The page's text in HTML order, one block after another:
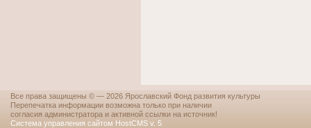
Все права защищены © — 2026 Ярославский Фонд развития культуры
Перепечатка информации возможна только при наличии
согласия администратора и активной ссылки на источник!
Система управления сайтом HostCMS v. 5